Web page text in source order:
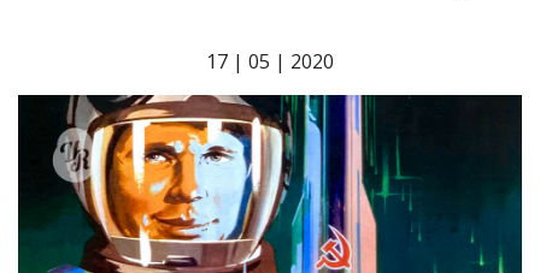
17 | 05 | 2020